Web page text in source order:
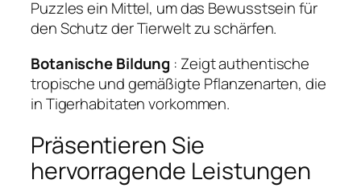
Puzzles ein Mittel, um das Bewusstsein für
den Schutz der Tierwelt zu schärfen.
Botanische Bildung : Zeigt authentische
tropische und gemäßigte Pflanzenarten, die
in Tigerhabitaten vorkommen.
Präsentieren Sie
hervorragende Leistungen